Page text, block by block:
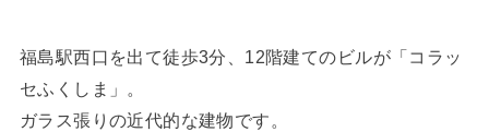
福島駅西口を出て徒歩3分、12階建てのビルが「コラッ
セふくしま」。
ガラス張りの近代的な建物です。